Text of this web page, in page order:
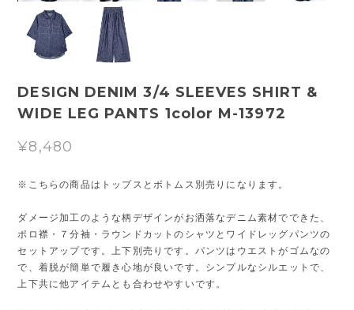
DESIGN DENIM 3/4 SLEEVES SHIRT &
WIDE LEG PANTS 1color M-13972
¥8,480
※こちらの商品はトップスとボトムス別売りになります。
ダメージ加工のような柄デザインがお洒落なデニム素材でできた、
ポロ襟・７分袖・ラウンドカットのシャツとワイドレッグパンツの
セットアップです。上下別売りです。パンツはウエストがゴムなの
で、着脱が簡単で履き心地が良いです。シンプルなシルエットで、
上下共に他アイテムとも合わせやすいです。